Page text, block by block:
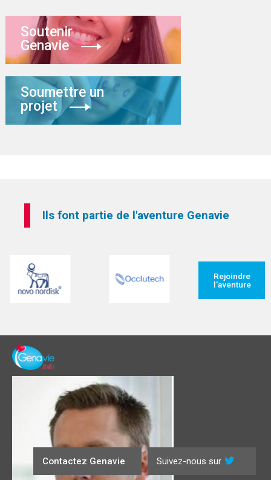
Soutenir
Genavie
Soumettre un
projet
Ils font partie de l'aventure Genavie
Rejoindre
l'aventure
Contactez Genavie Suivez-nous sur